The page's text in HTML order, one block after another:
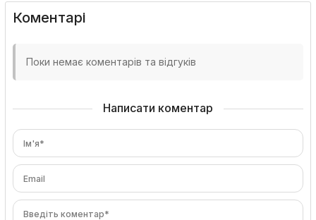
Коментарі
Поки немає коментарів та відгуків
Написати коментар
Ім'я*
Email
Введіть коментар*